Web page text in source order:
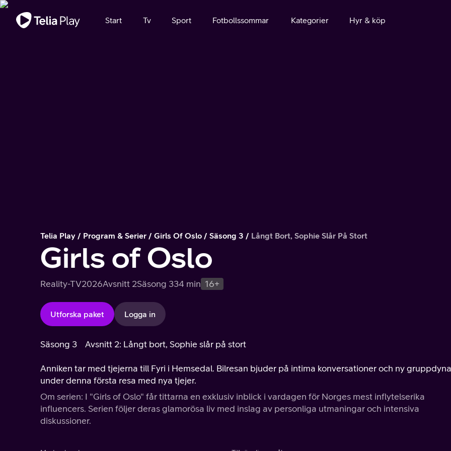
Viktigt meddelande
Start Tv Sport Fotbollssommar Kategorier Hyr & köp
Telia Play Program & Serier Girls Of Oslo Säsong 3 Långt Bort, Sophie Slår På Stort
Girls of Oslo
Reality-TV2026Avsnitt 2Säsong 334 min 16+
Utforska paket Logga in
Säsong 3 Avsnitt 2: Långt bort, Sophie slår på stort
Anniken tar med tjejerna till Fyri i Hemsedal. Bilresan bjuder på intima konversationer och ny
under denna första resa med nya tjejer.
Om serien: I "Girls of Oslo" får tittarna en exklusiv inblick i vardagen för Norges mest inflytelserika
influencers. Serien följer deras glamorösa liv med inslag av personliga utmaningar och intensiva
diskussioner.